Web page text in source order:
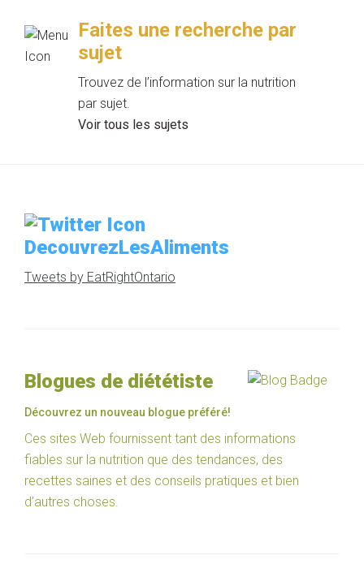
Faites une recherche par
sujet
Trouvez de l’information sur la nutrition
par sujet.
Voir tous les sujets
DecouvrezLesAliments
Tweets by EatRightOntario
Blogues de diététiste
Découvrez un nouveau blogue préféré!
Ces sites Web fournissent tant des informations
fiables sur la nutrition que des tendances, des
recettes saines et des conseils pratiques et bien
d’autres choses.